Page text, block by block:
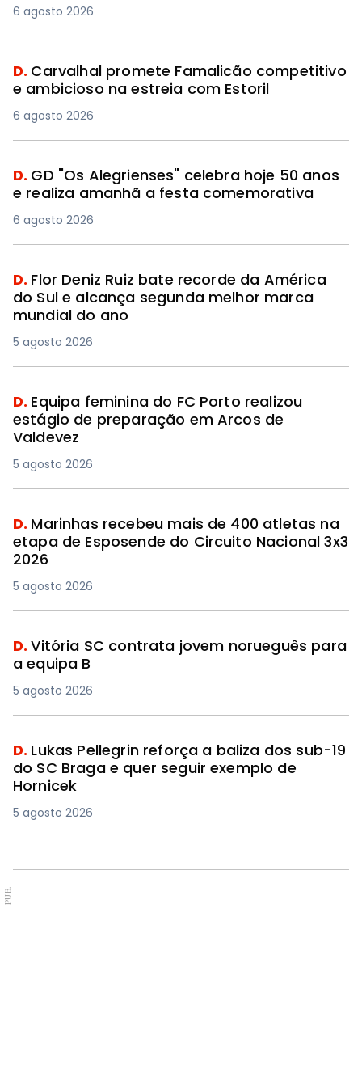
6 agosto 2026
D. Carvalhal promete Famalicão competitivo
e ambicioso na estreia com Estoril
6 agosto 2026
D. GD "Os Alegrienses" celebra hoje 50 anos
e realiza amanhã a festa comemorativa
6 agosto 2026
D. Flor Deniz Ruiz bate recorde da América
do Sul e alcança segunda melhor marca
mundial do ano
5 agosto 2026
D. Equipa feminina do FC Porto realizou
estágio de preparação em Arcos de
Valdevez
5 agosto 2026
D. Marinhas recebeu mais de 400 atletas na
etapa de Esposende do Circuito Nacional 3x3
2026
5 agosto 2026
D.Vitória SC contrata jovem norueguês para
a equipa B
5 agosto 2026
D. Lukas Pellegrin reforça a baliza dos sub-19
do SC Braga e quer seguir exemplo de
Hornicek
5 agosto 2026
PUB.